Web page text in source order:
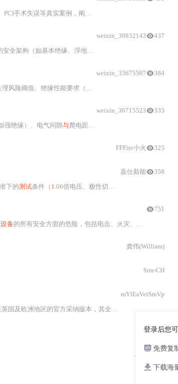
，阐明各类型适用边界；重点说明影像科混合配置、手术室
构（如基本绝缘、浮地隔离、双重
weixin_30832143 437
要求（MOPP通常为MOOP的2倍）、
weixin_33675507 384
强绝缘）、电气间隙与爬电距离的计算依据、污染等级
weixin_30715523 333
FFFire小火 325
下的测试条件（ 1.06倍电压、极性切换）、MD网络（人体模拟阻抗）作用，对比直接测量法
嘉仕新能 358
设备的所有安全方面的危险，包括电击、火灾、机械危险、辐射危险等。
751
龚伟(William)
Sim-CH
国及欧洲地区的官方采纳版本，其全称为《Medical electrical equipment – Part
mYlEaVeiSmVp
陈振玥
coolgo666
登录后您
免费复
下载海